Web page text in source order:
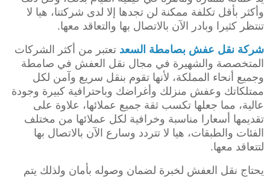
وأكثر بأقل تكلفة ممكنة لن تجدها إلا لدى شركتنا، هيا لا
تنتظر كثيرا وبادر الآن بالاتصال بها والتعاقد معها.
شركة نقل عفش بصامطة السعد تعتبر من أكثر الشركات
المتخصصة والشهيرة في مجال نقل العفش في صامطة
وجميع أنحاء المملكة، لأنها تقوم بنقل سريع وآمن لكل
ممتلكاتك وعفش منزلك وأغراضك وباحترافية كبيرة وجودة
عالية، مما جعلها تكسب ثقة جميع عملائها، علاوة على
تقديمها أسعارا مناسبة وخرافية لكل عملائها من مختلف
الفئات والطبقات، هيا لا تتردد وسارع الآن بالاتصال بها
لتتعاقد معها.
يحتاج نقل العفش لخبرة لضمان وصوله بأمان ولذلك يتم